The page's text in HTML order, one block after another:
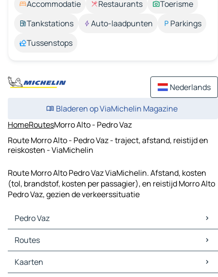
Accommodatie Restaurants
Toerisme
Tankstations
Auto-laadpunten
Parkings
Tussenstops
Nederlands
Bladeren op ViaMichelin Magazine
HomeRoutesMorro Alto - Pedro Vaz
Route Morro Alto - Pedro Vaz - traject, afstand, reistijd en
reiskosten - ViaMichelin
Route Morro Alto Pedro Vaz ViaMichelin. Afstand, kosten
(tol, brandstof, kosten per passagier), en reistijd Morro Alto
Pedro Vaz, gezien de verkeerssituatie
Pedro Vaz
Pedro Vaz Kaarten
Pedro Vaz Verkeer
Pedro Vaz Hotels
Pedro Vaz Restaurants
Routes
Routes Pedro Vaz - Maio
Routes Pedro Vaz - Calheta
Kaarten